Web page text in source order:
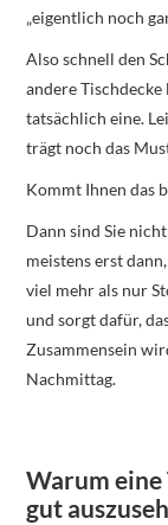
„eigentlich noch
Also schnell den
andere
tatsächlich eine.
trägt noch das
Kommt Ihnen das
Dann sind Sie
meistens erst
viel mehr als nur
und sorgt dafür,
Zusammensein
Nachmittag.
Warum eine
gut